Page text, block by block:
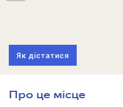
Як дістатися
Про це місце